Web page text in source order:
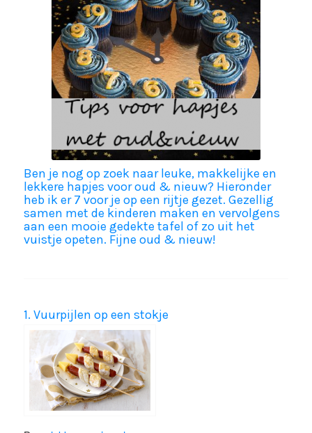
Ben je nog op zoek naar leuke, makkelijke en
lekkere hapjes voor oud & nieuw? Hieronder
heb ik er 7 voor je op een rijtje gezet. Gezellig
samen met de kinderen maken en vervolgens
aan een mooie gedekte tafel of zo uit het
vuistje opeten. Fijne oud & nieuw!
1. Vuurpijlen op een stokje